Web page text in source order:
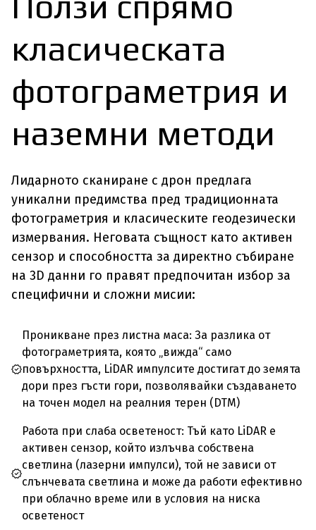
класическата
фотограметрия и
наземни методи
Лидарното сканиране с дрон предлага
уникални предимства пред традиционната
фотограметрия и класическите геодезически
измервания. Неговата същност като активен
сензор и способността за директно събиране
на 3D данни го правят предпочитан избор за
специфични и сложни мисии:
Проникване през листна маса: За разлика от
фотограметрията, която „вижда“ само
повърхността, LiDAR импулсите достигат до земята
дори през гъсти гори, позволявайки създаването
на точен модел на реалния терен (DTM)
Работа при слаба осветеност: Тъй като LiDAR е
активен сензор, който излъчва собствена
светлина (лазерни импулси), той не зависи от
слънчевата светлина и може да работи ефективно
при облачно време или в условия на ниска
осветеност